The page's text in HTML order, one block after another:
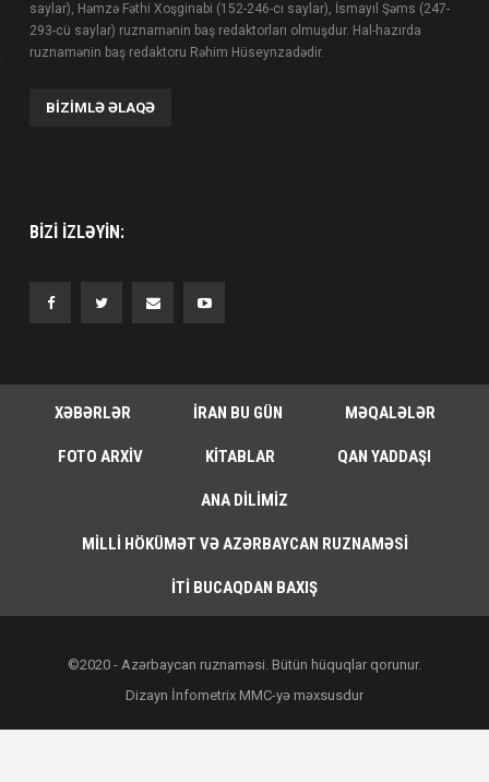
saylar), Həmzə Fəthi Xoşginabi (152-246-cı saylar), İsmayıl Şəms (247-
293-cü saylar) ruznamənin baş redaktorları olmuşdur. Hal-hazırda
ruznamənin baş redaktoru Rəhim Hüseynzadədir.
BIZIMLƏ ƏLAQƏ
BIZI IZLƏYIN:
XƏBƏRLƏR İRAN BU GÜN MƏQALƏLƏR
FOTO ARXIV KITABLAR QAN YADDAŞI
ANA DILIMIZ
MILLI HÖKÜMƏT VƏ AZƏRBAYCAN RUZNAMƏSI
İTI BUCAQDAN BAXIŞ
©2020 - Azərbaycan ruznaməsi. Bütün hüquqlar qorunur.
Dizayn İnfometrix MMC-yə məxsusdur